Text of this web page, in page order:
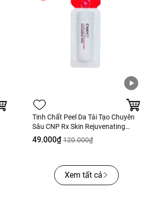
Tinh Chất Peel Da Tái Tạo Chuyên
Sâu CNP Rx Skin Rejuvenating
Intensive Peel 2ml
49.000₫ 120.000₫
Xem tất cả